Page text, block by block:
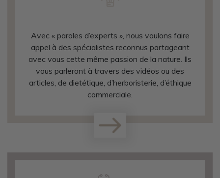
Avec « paroles d’experts », nous voulons faire
appel à des spécialistes reconnus partageant
avec vous cette même passion de la nature. Ils
vous parleront à travers des vidéos ou des
articles, de dietétique, d’herboristerie, d’éthique
commerciale.